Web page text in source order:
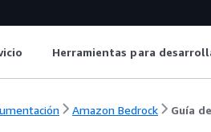
Herramientas para
Amazon Bedrock Guía